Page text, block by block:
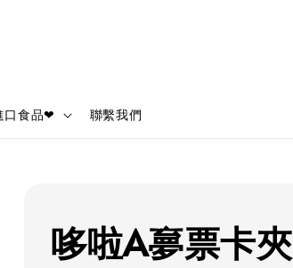
口食品❤ 聯繫我們
哆啦A夣票卡夾